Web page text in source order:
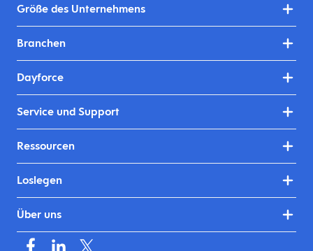
Größe des Unternehmens
Branchen
Dayforce
Service und Support
Ressourcen
Loslegen
Über uns